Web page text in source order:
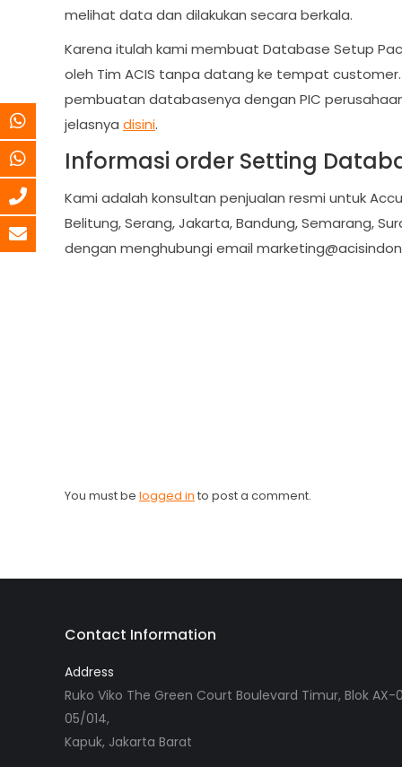
melihat data dan dilakukan secara berkala.
Karena itulah kami membuat Database Setup
oleh Tim ACIS tanpa datang ke tempat
pembuatan databasenya dengan PIC
jelasnya disini.
Informasi order Setting
Kami adalah konsultan penjualan resmi untuk
Belitung, Serang, Jakarta, Bandung, Semarang,
dengan menghubungi email
You must be logged in to post a comment.
Contact Information
Address
Ruko Viko The Green Court Boulevard Timur, Blok AX-
05/014,
Kapuk, Jakarta Barat